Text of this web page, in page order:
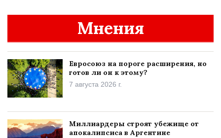
Мнения
Евросоюз на пороге расширения, но
готов ли он к этому?
7 августа 2026 г.
Миллиардеры строят убежище от
апокалипсиса в Аргентине